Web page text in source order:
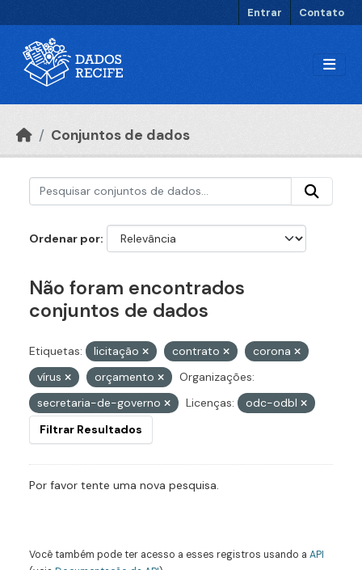
Entrar Contato
Conjuntos de dados
Ordenar por
Não foram encontrados
conjuntos de dados
Etiquetas: licitação contrato
corona
vírus
orçamento
Organizações:
secretaria-de-governo
Licenças:
odc-odbl
Filtrar Resultados
Por favor tente uma nova pesquisa.
Você também pode ter acesso a esses registros usando a API